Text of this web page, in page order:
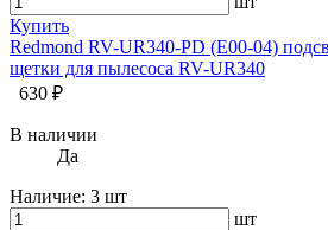
Купить
Redmond RV-UR340-PD (E00-04)
щетки для пылесоса RV-UR340
630 ₽
В наличии
Да
Наличие: 3 шт
шт